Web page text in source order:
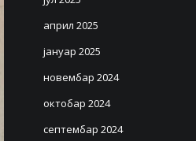
април 2025
јануар 2025
новембар 2024
октобар 2024
септембар 2024